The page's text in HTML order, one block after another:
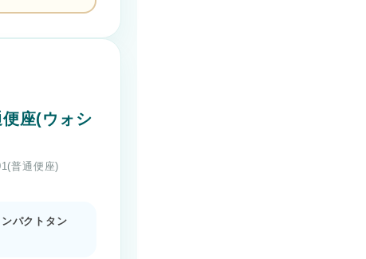
座(ウォシ
普通便座)
パクトタン